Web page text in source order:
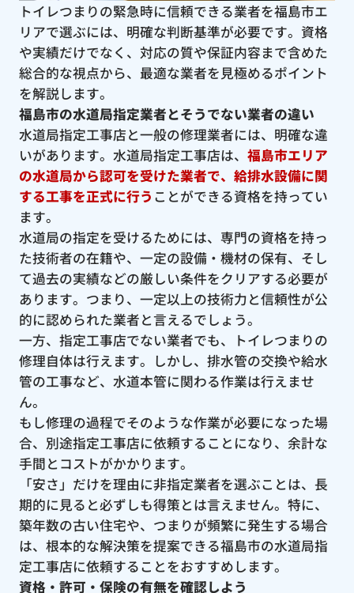
トイレつまりの緊急時に信頼できる業者を福島市エ
リアで選ぶには、明確な判断基準が必要です。資格
や実績だけでなく、対応の質や保証内容まで含めた
総合的な視点から、最適な業者を見極めるポイント
を解説します。
福島市の水道局指定業者とそうでない業者の違い
水道局指定工事店と一般の修理業者には、明確な違
いがあります。水道局指定工事店は、 福島市エリア
の水道局から認可を受けた業者で、給排水設備に関
する工事を正式に行う ことができる資格を持ってい
ます。
水道局の指定を受けるためには、専門の資格を持っ
た技術者の在籍や、一定の設備・機材の保有、そし
て過去の実績などの厳しい条件をクリアする必要が
あります。つまり、一定以上の技術力と信頼性が公
的に認められた業者と言えるでしょう。
一方、指定工事店でない業者でも、トイレつまりの
修理自体は行えます。しかし、排水管の交換や給水
管の工事など、水道本管に関わる作業は行えませ
ん。
もし修理の過程でそのような作業が必要になった場
合、別途指定工事店に依頼することになり、余計な
手間とコストがかかります。
「安さ」だけを理由に非指定業者を選ぶことは、長
期的に見ると必ずしも得策とは言えません。特に、
築年数の古い住宅や、つまりが頻繁に発生する場合
は、根本的な解決策を提案できる福島市の水道局指
定工事店に依頼することをおすすめします。
資格・許可・保険の有無を確認しよう